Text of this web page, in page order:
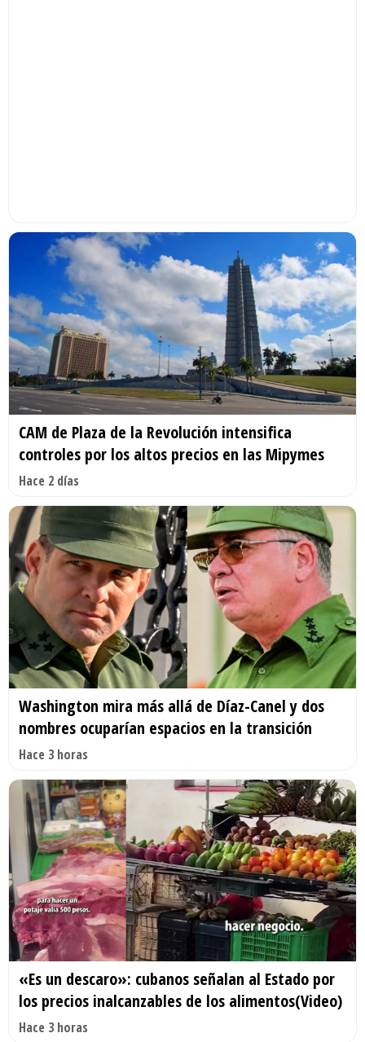
CAM de Plaza de la Revolución intensifica
controles por los altos precios en las Mipymes
Hace 2 días
Washington mira más allá de Díaz-Canel y dos
nombres ocuparían espacios en la transición
Hace 3 horas
«Es un descaro»: cubanos señalan al Estado por
los precios inalcanzables de los alimentos(Video)
Hace 3 horas